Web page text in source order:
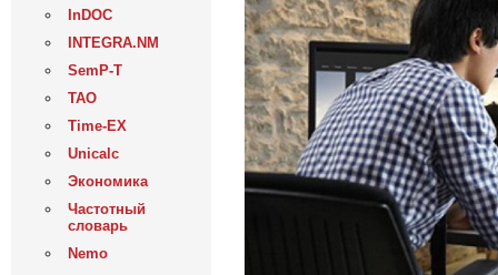
InDOC
INTEGRA.NM
SemP-T
ТАО
Time-EX
Unicalc
Экономика
Частотный
словарь
Nemo